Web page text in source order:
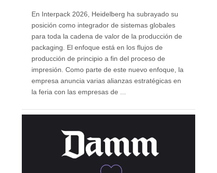
En Interpack 2026, Heidelberg ha subrayado su
posición como integrador de sistemas globales
para toda la cadena de valor de la producción de
packaging. El enfoque está en los flujos de
producción de principio a fin del proceso de
impresión. Como parte de este nuevo enfoque, la
empresa anuncia varias alianzas estratégicas en
la feria con las empresas de ...